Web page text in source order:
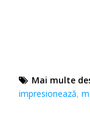
Mai multe
impresionează,